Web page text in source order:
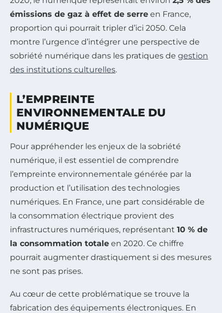
émissions de gaz à effet de serre en France,
proportion qui pourrait tripler d’ici 2050. Cela
montre l’urgence d’intégrer une perspective de
sobriété numérique dans les pratiques de gestion
des institutions culturelles.
L’EMPREINTE
ENVIRONNEMENTALE DU
NUMÉRIQUE
Pour appréhender les enjeux de la sobriété
numérique, il est essentiel de comprendre
l’empreinte environnementale générée par la
production et l’utilisation des technologies
numériques. En France, une part considérable de
la consommation électrique provient des
infrastructures numériques, représentant 10 % de
la consommation totale en 2020. Ce chiffre
pourrait augmenter drastiquement si des mesures
ne sont pas prises.
Au cœur de cette problématique se trouve la
fabrication des équipements électroniques. En